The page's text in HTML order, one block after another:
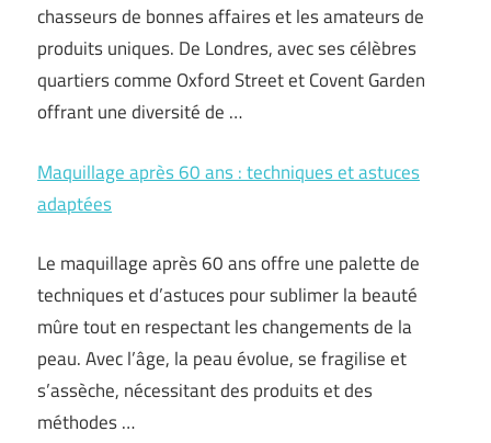
chasseurs de bonnes affaires et les amateurs de
produits uniques. De Londres, avec ses célèbres
quartiers comme Oxford Street et Covent Garden
offrant une diversité de …
Maquillage après 60 ans : techniques et astuces
adaptées
Le maquillage après 60 ans offre une palette de
techniques et d’astuces pour sublimer la beauté
mûre tout en respectant les changements de la
peau. Avec l’âge, la peau évolue, se fragilise et
s’assèche, nécessitant des produits et des
méthodes …